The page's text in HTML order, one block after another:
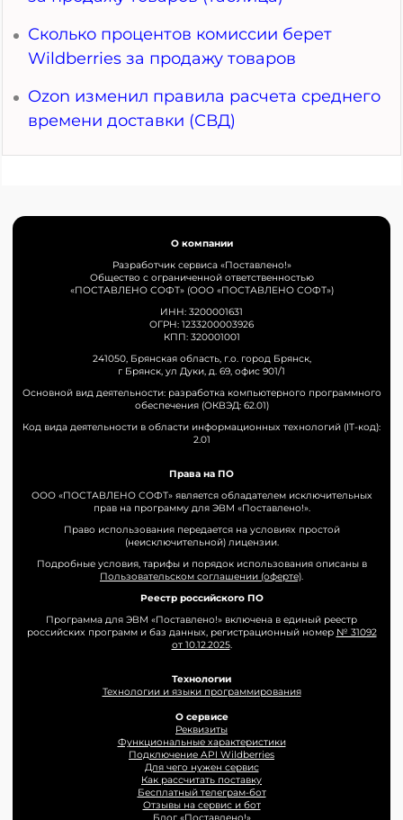
Сколько процентов комиссии берет
Wildberries за продажу товаров
Ozon изменил правила расчета среднего
времени доставки (СВД)
О компании
Разработчик сервиса «Поставлено!»
Общество с ограниченной ответственностью
«ПОСТАВЛЕНО СОФТ» (ООО «ПОСТАВЛЕНО СОФТ»)
ИНН: 3200001631
ОГРН: 1233200003926
КПП: 320001001
241050, Брянская область, г.о. город Брянск,
г Брянск, ул Дуки, д. 69, офис 901/1
Основной вид деятельности: разработка компьютерного программного
обеспечения (ОКВЭД: 62.01)
Код вида деятельности в области информационных технологий (IT-код):
2.01
Права на ПО
ООО «ПОСТАВЛЕНО СОФТ» является обладателем исключительных
прав на программу для ЭВМ «Поставлено!».
Право использования передается на условиях простой
(неисключительной) лицензии.
Подробные условия, тарифы и порядок использования описаны в
Пользовательском соглашении (оферте).
Реестр российского ПО
Программа для ЭВМ «Поставлено!» включена в единый реестр
российских программ и баз данных, регистрационный номер № 31092
от 10.12.2025.
Технологии
Технологии и языки программирования
О сервисе
Реквизиты
Функциональные характеристики
Подключение API Wildberries
Для чего нужен сервис
Как рассчитать поставку
Бесплатный телеграм-бот
Отзывы на сервис и бот